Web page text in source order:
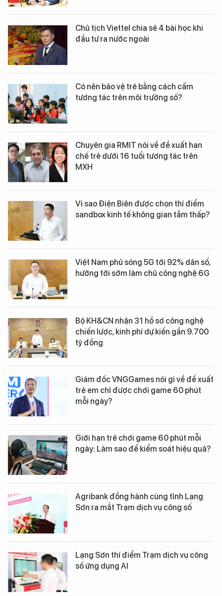
Chủ tịch Viettel chia sẻ 4 bài học khi
đầu tư ra nước ngoài
Có nên bảo vệ trẻ bằng cách cấm
tương tác trên môi trường số?
Chuyên gia RMIT nói về đề xuất hạn
chế trẻ dưới 16 tuổi tương tác trên
MXH
Vì sao Điện Biên được chọn thí điểm
sandbox kinh tế không gian tầm thấp?
Việt Nam phủ sóng 5G tới 92% dân số,
hướng tới sớm làm chủ công nghệ 6G
Bộ KH&CN nhận 31 hồ sơ công nghệ
chiến lược, kinh phí dự kiến gần 9.700
tỷ đồng
Giám đốc VNGGames nói gì về đề xuất
trẻ em chỉ được chơi game 60 phút
mỗi ngày?
Giới hạn trẻ chơi game 60 phút mỗi
ngày: Làm sao để kiểm soát hiệu quả?
Agribank đồng hành cùng tỉnh Lạng
Sơn ra mắt Trạm dịch vụ công số
Lạng Sơn thí điểm Trạm dịch vụ công
số ứng dụng AI